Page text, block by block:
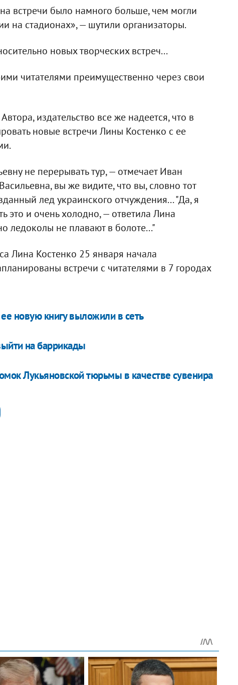
встречи было намного больше, чем могли
на стадионах», — шутили организаторы.
новых творческих встреч...
читателями преимущественно через свои
издательство все же надеется, что в
новые встречи Лины Костенко с ее
не перерывать тур, — отмечает Иван
вы же видите, что вы, словно тот
лед украинского отчуждения... "Да, я
это и очень холодно, — ответила Лина
ледоколы не плавают в болоте..."
Лина Костенко 25 января начала
встречи с читателями в 7 городах
новую книгу выложили в сеть
на баррикады
Лукьяновской тюрьмы в качестве сувенира